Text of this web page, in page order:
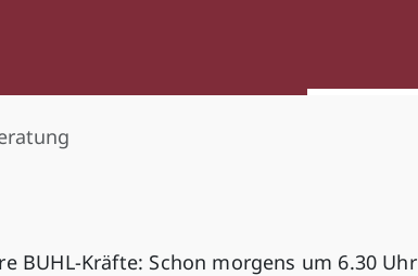
BUHL-Kräfte: Schon morgens um 6.30 Uhr